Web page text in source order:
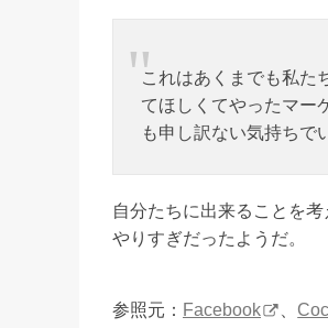
これはあくまでも私た
てほしくてやったマー
も申し訳ない気持ちで
自分たちに出来ることを
やりすぎだったようだ。
参照元： Facebook